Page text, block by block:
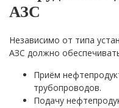
АЗС
Независимо от типа
АЗС должно
Приём
трубопроводов.
Подачу